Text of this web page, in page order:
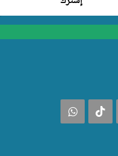
‫TikTokواتساب